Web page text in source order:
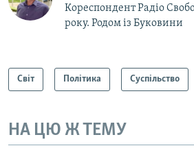
Кореспондент Радіо
року. Родом із Буковини
Світ Політика Суспільство
НА ЦЮ Ж ТЕМУ